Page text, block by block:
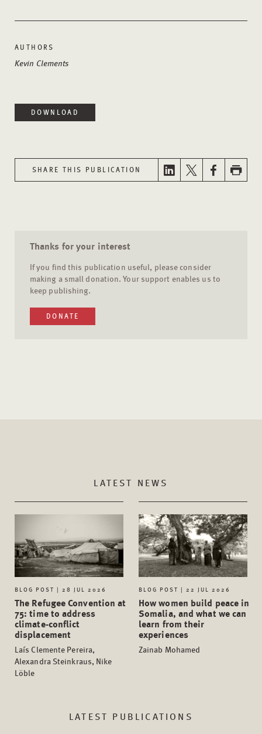
AUTHORS
Kevin Clements
DOWNLOAD
SHARE THIS PUBLICATION
Thanks for your interest
If you find this publication useful, please consider
making a small donation. Your support enables us to
keep publishing.
DONATE
LATEST NEWS
BLOG POST | 28 JUL 2026
The Refugee Convention at
75: time to address
climate-conflict
displacement
Laís Clemente Pereira,
Alexandra Steinkraus, Nike
Löble
BLOG POST | 22 JUL 2026
How women build peace in
Somalia, and what we can
learn from their
experiences
Zainab Mohamed
LATEST PUBLICATIONS